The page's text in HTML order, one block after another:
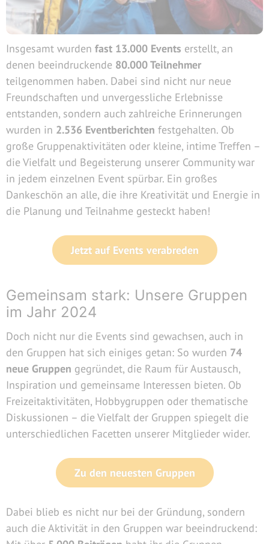
Insgesamt wurden fast 13.000 Events erstellt, an
denen beeindruckende 80.000 Teilnehmer
teilgenommen haben. Dabei sind nicht nur neue
Freundschaften und unvergessliche Erlebnisse
entstanden, sondern auch zahlreiche Erinnerungen
wurden in 2.536 Eventberichten festgehalten. Ob
große Gruppenaktivitäten oder kleine, intime Treffen –
die Vielfalt und Begeisterung unserer Community war
in jedem einzelnen Event spürbar. Ein großes
Dankeschön an alle, die ihre Kreativität und Energie in
die Planung und Teilnahme gesteckt haben!
Jetzt auf Events verabreden
Gemeinsam stark: Unsere Gruppen
im Jahr 2024
Doch nicht nur die Events sind gewachsen, auch in
den Gruppen hat sich einiges getan: So wurden 74
neue Gruppen gegründet, die Raum für Austausch,
Inspiration und gemeinsame Interessen bieten. Ob
Freizeitaktivitäten, Hobbygruppen oder thematische
Diskussionen – die Vielfalt der Gruppen spiegelt die
unterschiedlichen Facetten unserer Mitglieder wider.
Zu den neuesten Gruppen
Dabei blieb es nicht nur bei der Gründung, sondern
auch die Aktivität in den Gruppen war beeindruckend: